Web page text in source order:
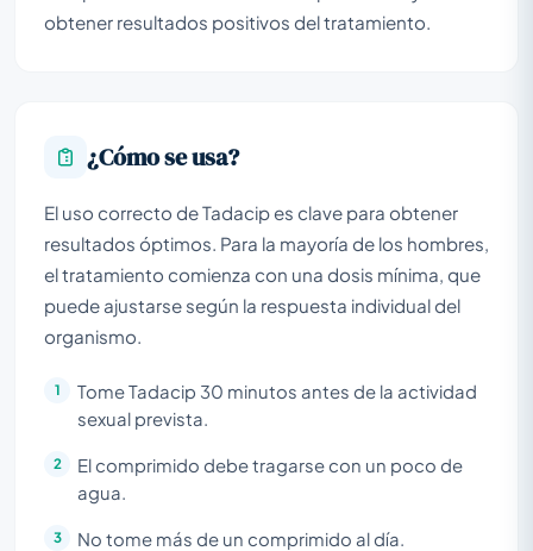
obtener resultados positivos del tratamiento.
¿Cómo se usa?
El uso correcto de Tadacip es clave para obtener
resultados óptimos. Para la mayoría de los hombres,
el tratamiento comienza con una dosis mínima, que
puede ajustarse según la respuesta individual del
organismo.
Tome Tadacip 30 minutos antes de la actividad
sexual prevista.
El comprimido debe tragarse con un poco de
agua.
No tome más de un comprimido al día.